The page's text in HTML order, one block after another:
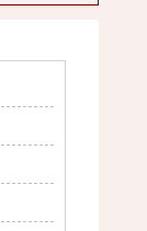
バレ...
球式...